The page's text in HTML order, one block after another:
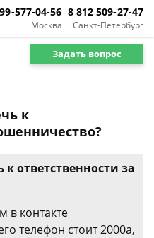
Москва
577-04-56
Санкт-Петербург
8 812 509-27-47
Задать вопрос
к
ответственности за
в контакте
телефон стоит 2000а,